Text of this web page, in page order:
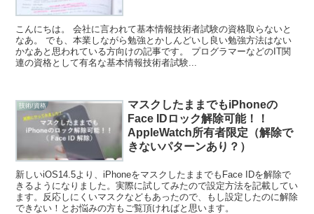
こんにちは。 会社に言われて基本情報技術者試験の資格取らないと
なあ。 でも、本業しながら勉強とかしんどいし良い勉強方法はない
かなあと思われている方向けの記事です。 プログラマーなどのIT関
連の資格として有名な基本情報技術者試験...
技術/資格
マスクしたままでもiPhoneの
Face IDロック解除可能！！
AppleWatch所有者限定（解除で
きないパターンあり？）
新しいiOS14.5より、iPhoneをマスクしたままでもFace IDを解除で
きるようになりました。実際に試してみたので設定方法を記載してい
ます。反応しにくいマスクなどもあったので、もし設定したのに解除
できない！とお悩みの方もご覧頂ければと思います。